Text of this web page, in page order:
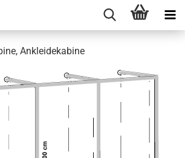
Ankleidekabine